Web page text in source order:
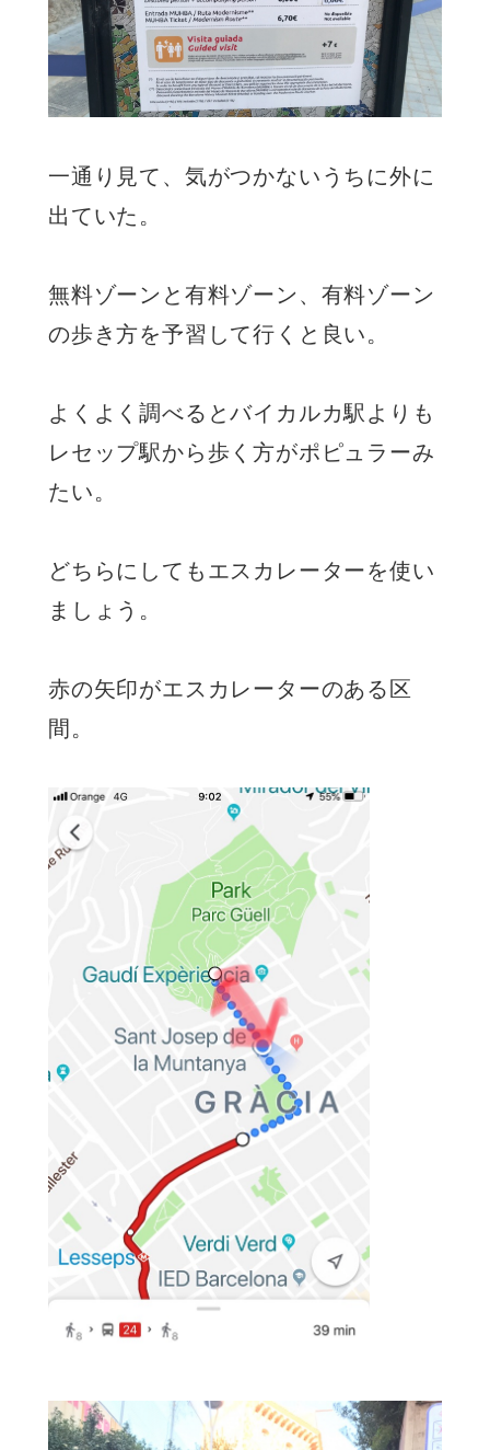
一通り見て、気がつかないうちに外に
出ていた。
無料ゾーンと有料ゾーン、有料ゾーン
の歩き方を予習して行くと良い。
よくよく調べるとバイカルカ駅よりも
レセップ駅から歩く方がポピュラーみ
たい。
どちらにしてもエスカレーターを使い
ましょう。
赤の矢印がエスカレーターのある区
間。